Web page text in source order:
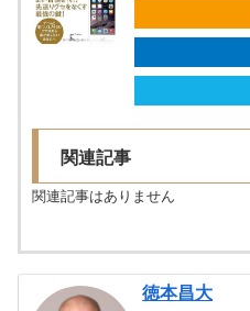
関連記事
関連記事はありません
徳本昌大